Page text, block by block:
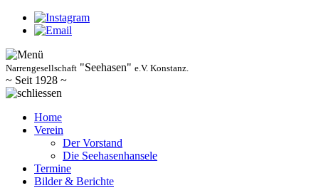
Narrengesellschaft "Seehasen" e.V. Konstanz.
~ Seit 1928 ~
Home
Verein
Der Vorstand
Die Seehasenhansele
Termine
Bilder & Berichte